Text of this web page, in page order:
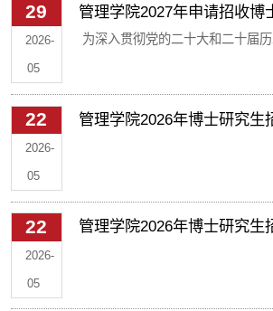
https://sduyjs.sdu.edu.cn/gsapp/
中心审核、学位评定分委员会审
养博士研究生人员名单予以公示
间：2026年6月8日-6月12日 公示
88364792 公示邮箱:
29
2026-
05
管理学院2027年申请招收博
认定及导师团队备案工作方
为深入贯彻党的二十大和二十届历
产力发展需求的一流研究生导师队
质量，根据《教育部关于加强博
生人员审核认定及导师团队备案工
排如下： 一、导师审核原则 （一
22
2026-
05
管理学院2026年博士研究生
22
2026-
05
管理学院2026年博士研究生